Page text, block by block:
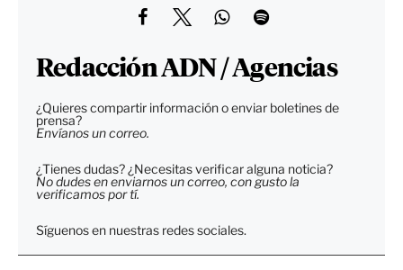
Redacción ADN / Agencias
¿Quieres compartir información o enviar boletines de
prensa?
Envíanos un correo.
¿Tienes dudas? ¿Necesitas verificar alguna noticia?
No dudes en enviarnos un correo, con gusto la
verificamos por tí.
Síguenos en nuestras redes sociales.